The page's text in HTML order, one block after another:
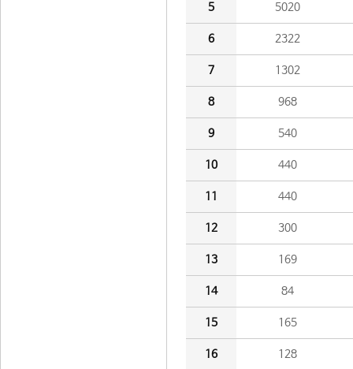
5 5020
6 2322
7 1302
8 968
9 540
10 440
11 440
12 300
13 169
14 84
15 165
16 128